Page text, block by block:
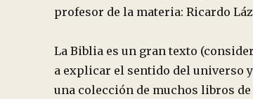
profesor de la materia: Ricardo
La Biblia es un gran texto
a explicar el sentido del universo
una colección de muchos libros